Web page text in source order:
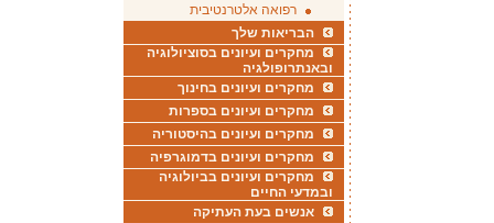
רפואה אלטרנטיבית
הבריאות שלך
מחקרים ועיונים בסוציולוגיה
ובאנתרופולגיה
מחקרים ועיונים בחינוך
מחקרים ועיונים בספרות
מחקרים ועיונים בהיסטוריה
מחקרים ועיונים בדמוגרפיה
מחקרים ועיונים בביולוגיה
ובמדעי החיים
אנשים בעת העתיקה